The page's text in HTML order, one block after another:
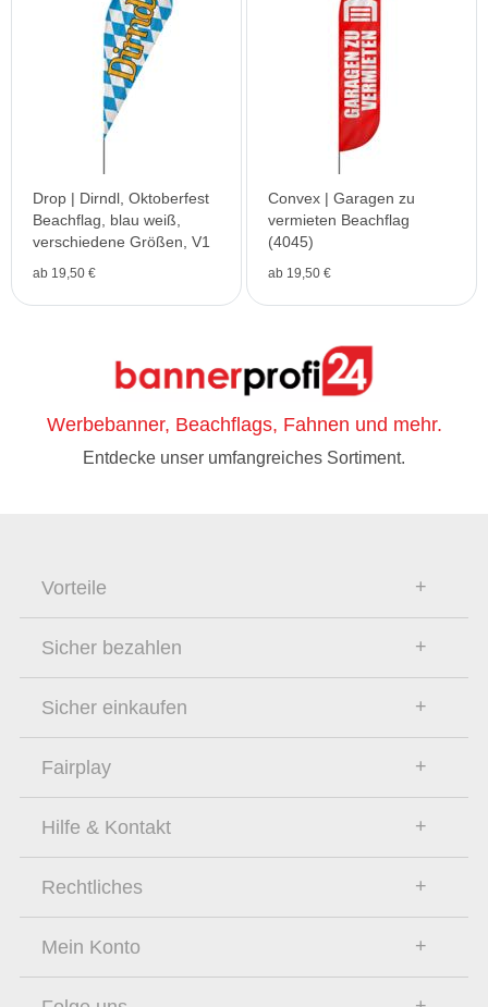
Drop | Dirndl, Oktoberfest
Beachflag, blau weiß,
verschiedene Größen, V1
ab 19,50 €
Convex | Garagen zu
vermieten Beachflag
(4045)
ab 19,50 €
Werbebanner, Beachflags, Fahnen und mehr.
Entdecke unser umfangreiches Sortiment.
Vorteile
Sicher bezahlen
Sicher einkaufen
Fairplay
Hilfe & Kontakt
Rechtliches
Mein Konto